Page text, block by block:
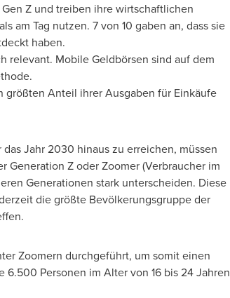
Z und treiben ihre wirtschaftlichen
am Tag nutzen. 7 von 10 gaben an, dass sie
haben.
relevant. Mobile Geldbörsen sind auf dem
größten Anteil ihrer Ausgaben für Einkäufe
Jahr 2030 hinaus zu erreichen, müssen
Z oder Zoomer (Verbraucher im
Generationen stark unterscheiden. Diese
die größte Bevölkerungsgruppe der
Zoomern durchgeführt, um somit einen
6.500 Personen im Alter von 16 bis 24 Jahren